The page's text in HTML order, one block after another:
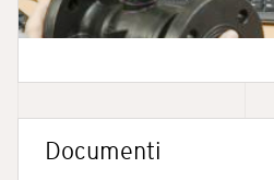
Documenti